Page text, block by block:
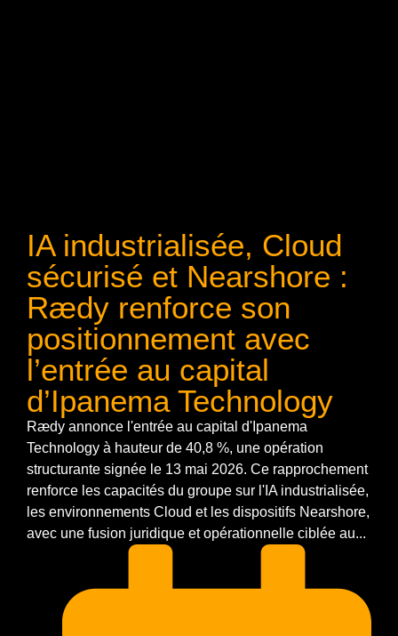
IA industrialisée, Cloud
sécurisé et Nearshore :
Rædy renforce son
positionnement avec
l’entrée au capital
d’Ipanema Technology
Rædy annonce l'entrée au capital d'Ipanema
Technology à hauteur de 40,8 %, une opération
structurante signée le 13 mai 2026. Ce rapprochement
renforce les capacités du groupe sur l'IA industrialisée,
les environnements Cloud et les dispositifs Nearshore,
avec une fusion juridique et opérationnelle ciblée au...